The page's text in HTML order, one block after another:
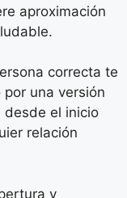
aproximación
correcta te
una versión
el inicio
relación
y